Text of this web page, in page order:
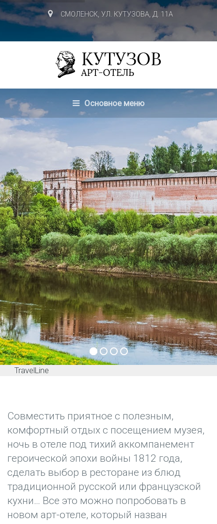
СМОЛЕНСК, УЛ. КУТУЗОВА, Д. 11А
Основное меню
TravelLine
Совместить приятное с полезным,
комфортный отдых с посещением музея,
ночь в отеле под тихий аккомпанемент
героической эпохи войны 1812 года,
сделать выбор в ресторане из блюд
традиционной русской или французской
кухни… Все это можно попробовать в
новом арт-отеле, который назван